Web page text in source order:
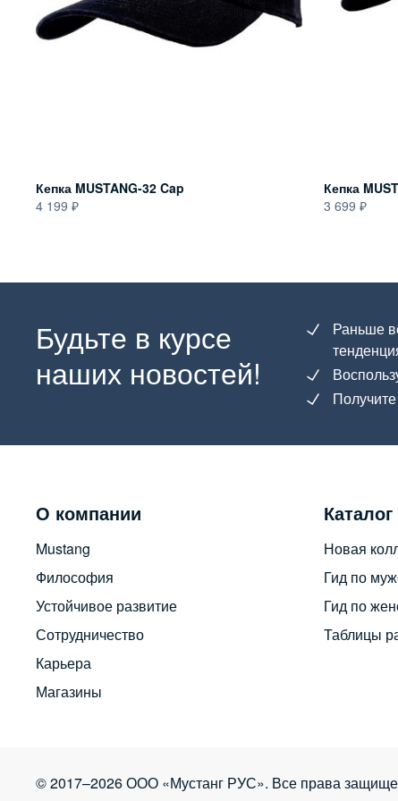
Кепка MUSTANG-32 Cap
4 199
Кепка
3 699
Будьте в курсе
наших новостей!
Раньше
О компании
Mustang
Философия
Устойчивое развитие
Сотрудничество
Карьера
Магазины
Каталог
Новая
Гид по
Гид по
Таблицы
© 2017–2026 ООО «Мустанг РУС». Все права